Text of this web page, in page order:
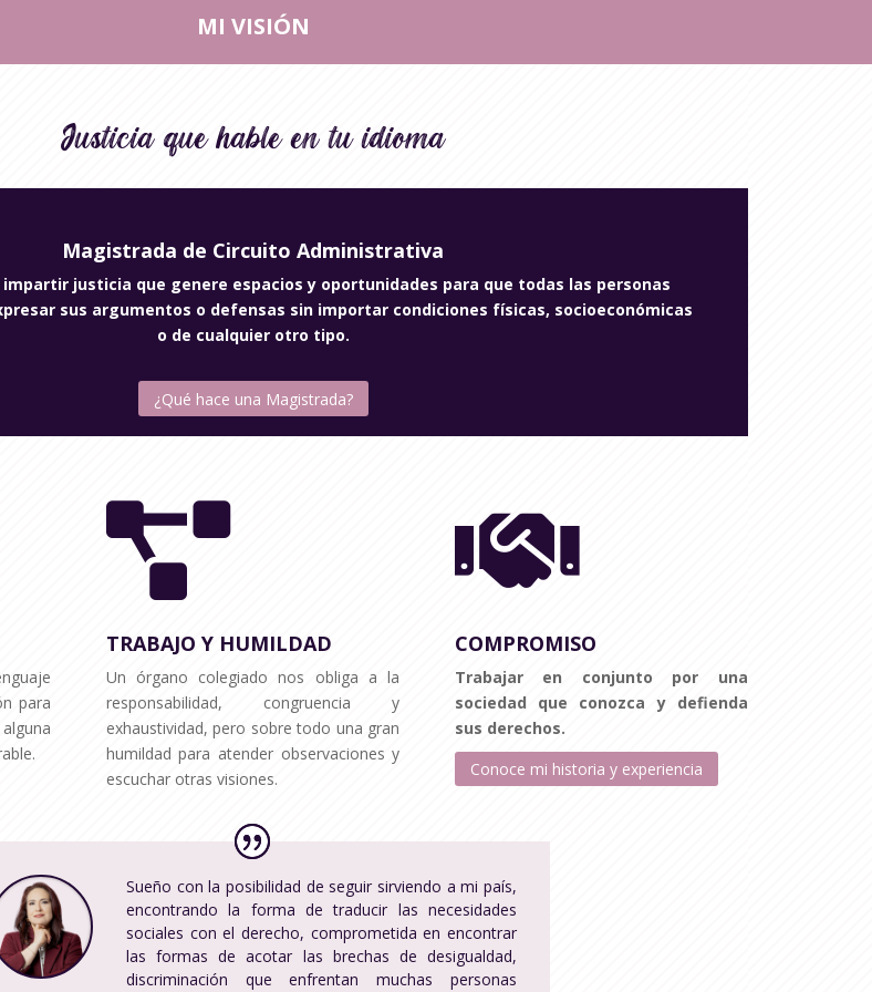
MI VISIÓN
Justicia que hable en tu idioma
Magistrada de Circuito Administrativa
justicia que genere espacios y oportunidades para que todas las personas
sus argumentos o defensas sin importar condiciones físicas, socioeconómicas
o de cualquier otro tipo.
¿Qué hace una Magistrada?
para

TRABAJO Y HUMILDAD
Un órgano colegiado nos obliga a la
responsabilidad, congruencia y
exhaustividad, pero sobre todo una gran
humildad para atender observaciones y
escuchar otras visiones.

COMPROMISO
Trabajar en conjunto por una
sociedad que conozca y defienda
sus derechos.
Conoce mi historia y experiencia
Sueño con la posibilidad de seguir sirviendo a mi país,
encontrando la forma de traducir las necesidades
sociales con el derecho, comprometida en encontrar
las formas de acotar las brechas de desigualdad,
discriminación que enfrentan muchas personas